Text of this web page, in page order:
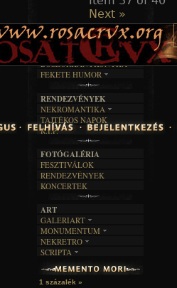
Next »
TAJTÉKOS LAPOK
ZENE
EGYÜTTESEK
INTERJÚK
FORDÍTÁSOK
DALSZÖVEGEK
ÍRÁSOK
IRODALOM
FILM
ÍRÁSTÖRTÉNET
BOSZORKÁNYKONYHA
FEKETE HUMOR
SZÖVEGES
RENDEZVÉNYEK
NEKROMANTIKA
AKTUÁLIS
A MÚLT
TAJTÉKOS NAPOK
R.I.P.
FOTÓGALÉRIA
FESZTIVÁLOK
RENDEZVÉNYEK
KONCERTEK
ART
GALERIART
ARTGALERI
KÉPREGÉNYEK
LAKÁSKULTS
MONUMENTUM
TEMETŐK
TEMPLOMOK
VÁRAK
HELYEK
NEKRETRO
SZUBKULT
FEKETE LYUK
RELIKVIÁK
SCRIPTA
NOVELLÁK
VERSEK
1 százalék »